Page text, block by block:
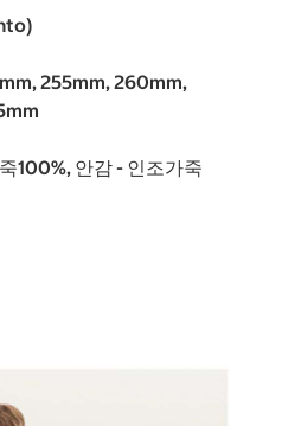
255mm, 260mm,
100%, 안감 - 인조가죽